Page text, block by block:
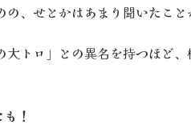
、せとかはあまり聞いたこと
トロ」との異名を持つほど
！